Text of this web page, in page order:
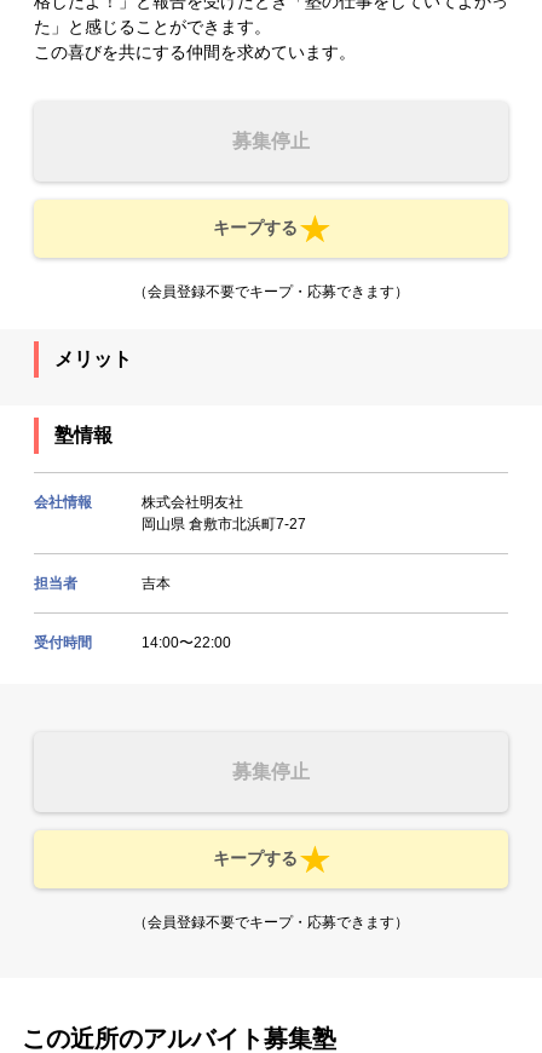
た」と感じることができます。
この喜びを共にする仲間を求めています。
募集停止
キープする
（会員登録不要でキープ・応募できます）
メリット
塾情報
会社情報
株式会社明友社
岡山県 倉敷市北浜町7-27
担当者 吉本
受付時間 14:00〜22:00
募集停止
キープする
（会員登録不要でキープ・応募できます）
この近所のアルバイト募集塾